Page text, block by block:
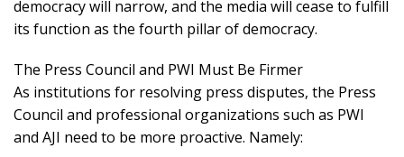
democracy will narrow, and the media will cease to fulfill
its function as the fourth pillar of democracy.
The Press Council and PWI Must Be Firmer
As institutions for resolving press disputes, the Press
Council and professional organizations such as PWI
and AJI need to be more proactive. Namely: